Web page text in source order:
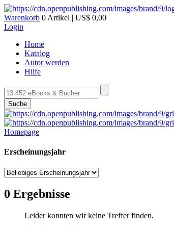
Warenkorb 0 Artikel | US$ 0,00
Login
Home
Katalog
Autor werden
Hilfe
Suche
Homepage
Erscheinungsjahr
0 Ergebnisse
Leider konnten wir keine Treffer finden.